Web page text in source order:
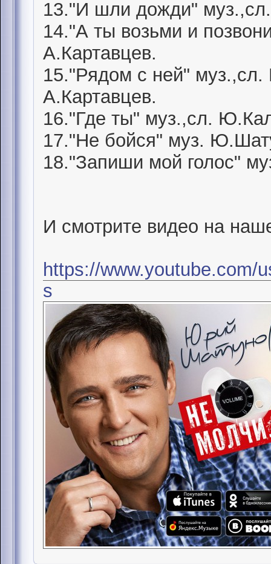
13."И шли дожди"
14."А ты возьми и
А.Картавцев.
15."Рядом с ней"
А.Картавцев.
16."Где ты" муз.,сл.
17."Не бойся" муз.
18."Запиши мой голос"
И смотрите видео на
https://www.youtube.com/
s